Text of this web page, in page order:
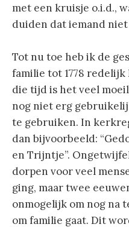
met een kruisje o.i.d.,
duiden dat iemand
Tot nu toe heb ik de
familie tot 1778
die tijd is het veel
nog niet erg
te gebruiken. In
dan bijvoorbeeld:
en Trijntje”.
dorpen voor veel
ging, maar twee
onmogelijk om nog na
om familie gaat. Dit